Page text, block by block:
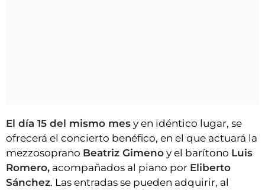
El día 15 del mismo mes y en idéntico lugar, se
ofrecerá el concierto benéfico, en el que actuará la
mezzosoprano Beatriz Gimeno y el barítono Luis
Romero, acompañados al piano por Eliberto
Sánchez. Las entradas se pueden adquirir, al